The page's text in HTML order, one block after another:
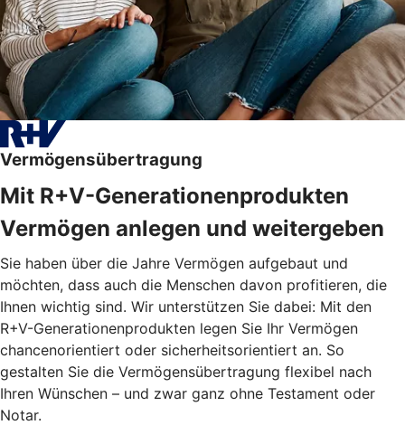
Vermögensübertragung
Mit R+V-Generationenprodukten
Vermögen anlegen und weitergeben
Sie haben über die Jahre Vermögen aufgebaut und
möchten, dass auch die Menschen davon profitieren, die
Ihnen wichtig sind. Wir unterstützen Sie dabei: Mit den
R+V-Generationenprodukten legen Sie Ihr Vermögen
chancenorientiert oder sicherheitsorientiert an. So
gestalten Sie die Vermögensübertragung flexibel nach
Ihren Wünschen – und zwar ganz ohne Testament oder
Notar.